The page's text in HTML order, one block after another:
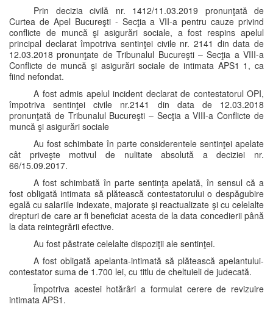
Prin decizia civilă nr. 1412/11.03.2019 pronunţată de
Curtea de Apel Bucureşti - Secţia a VII-a pentru cauze privind
conflicte de muncă şi asigurări sociale, a fost respins apelul
principal declarat împotriva sentinţei civile nr. 2141 din data de
12.03.2018 pronunţate de Tribunalul Bucureşti – Secţia a VIII-a
Conflicte de muncă şi asigurări sociale de intimata APS1 1, ca
fiind nefondat.
A fost admis apelul incident declarat de contestatorul OPI,
împotriva sentinţei civile nr.2141 din data de 12.03.2018
pronunţată de Tribunalul Bucureşti – Secţia a VIII-a Conflicte de
muncă şi asigurări sociale
Au fost schimbate în parte considerentele sentinţei apelate
cât priveşte motivul de nulitate absolută a deciziei nr.
66/15.09.2017.
A fost schimbată în parte sentinţa apelată, în sensul că a
fost obligată intimata să plătească contestatorului o despăgubire
egală cu salariile indexate, majorate şi reactualizate şi cu celelalte
drepturi de care ar fi beneficiat acesta de la data concedierii până
la data reintegrării efective.
Au fost păstrate celelalte dispoziţii ale sentinţei.
A fost obligată apelanta-intimată să plătească apelantului-
contestator suma de 1.700 lei, cu titlu de cheltuieli de judecată.
Împotriva acestei hotărâri a formulat cerere de revizuire
intimata APS1.